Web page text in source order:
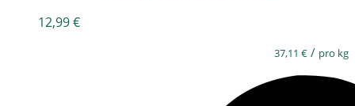
12,99€
37,11 € / pro kg